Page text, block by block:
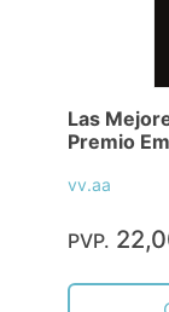
Las
Premio
vv.aa
PVP.